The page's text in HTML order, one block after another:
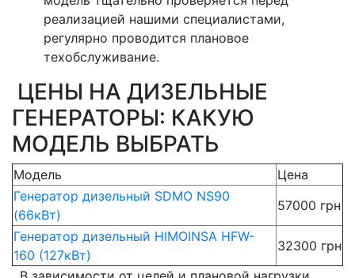
реализацией нашими специалистами,
регулярно проводится плановое
техобслуживание.
ЦЕНЫ НА ДИЗЕЛЬНЫЕ
ГЕНЕРАТОРЫ: КАКУЮ
МОДЕЛЬ ВЫБРАТЬ
Модель
Цена
Генератор дизельный SDMO NS90
(66кВт)
57000 грн
Генератор дизельный HIMOINSA HFW-
160 (127кВт)
32300 грн